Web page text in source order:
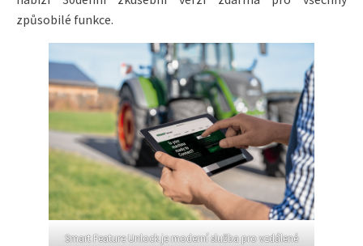
způsobilé funkce.
Smart Feature Unlock je moderní služba pro vzdálené